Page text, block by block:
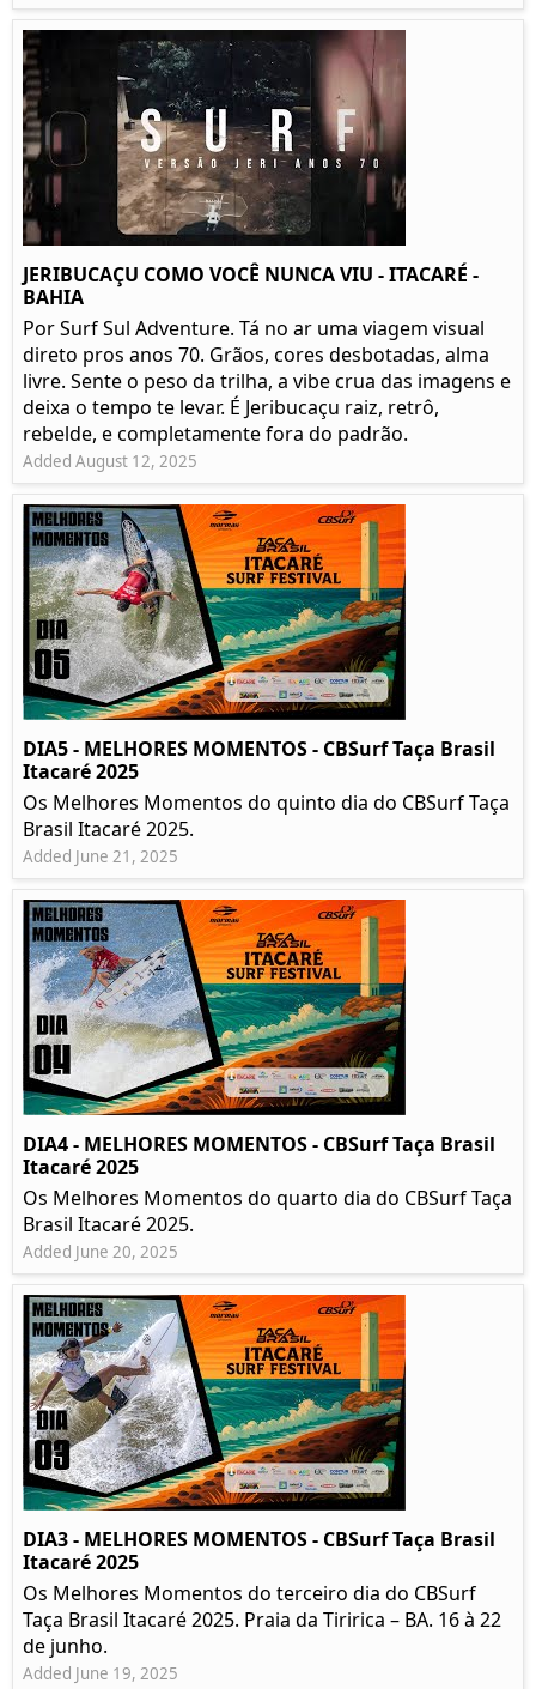
JERIBUCAÇU COMO VOCÊ NUNCA VIU - ITACARÉ -
BAHIA
Por Surf Sul Adventure. Tá no ar uma viagem visual
direto pros anos 70. Grãos, cores desbotadas, alma
livre. Sente o peso da trilha, a vibe crua das imagens e
deixa o tempo te levar. É Jeribucaçu raiz, retrô,
rebelde, e completamente fora do padrão.
Added August 12, 2025
DIA5 - MELHORES MOMENTOS - CBSurf Taça Brasil
Itacaré 2025
Os Melhores Momentos do quinto dia do CBSurf Taça
Brasil Itacaré 2025.
Added June 21, 2025
DIA4 - MELHORES MOMENTOS - CBSurf Taça Brasil
Itacaré 2025
Os Melhores Momentos do quarto dia do CBSurf Taça
Brasil Itacaré 2025.
Added June 20, 2025
DIA3 - MELHORES MOMENTOS - CBSurf Taça Brasil
Itacaré 2025
Os Melhores Momentos do terceiro dia do CBSurf
Taça Brasil Itacaré 2025. Praia da Tiririca – BA. 16 à 22
de junho.
Added June 19, 2025